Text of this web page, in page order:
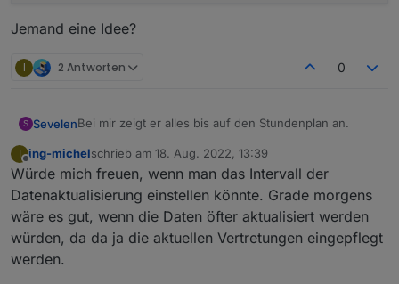
Jemand eine Idee?
I 2 Antworten 0
S SevelenBei mir zeigt er alles bis auf den Stundenplan an.
Jemand eine Idee?
I
Offline
ing-michelschrieb am 18. Aug. 2022, 13:39
zuletzt editiert von
Würde mich freuen, wenn man das Intervall der
Datenaktualisierung einstellen könnte. Grade morgens
wäre es gut, wenn die Daten öfter aktualisiert werden
würden, da da ja die aktuellen Vertretungen eingepflegt
werden.